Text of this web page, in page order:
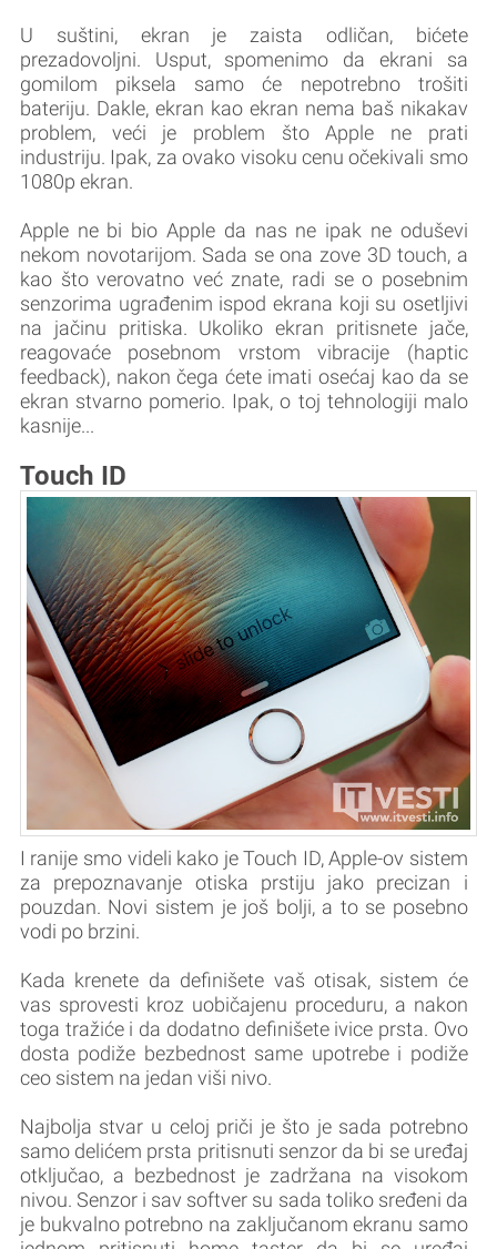
U suštini, ekran je zaista odličan, bićete
prezadovoljni. Usput, spomenimo da ekrani sa
gomilom piksela samo će nepotrebno trošiti
bateriju. Dakle, ekran kao ekran nema baš nikakav
problem, veći je problem što Apple ne prati
industriju. Ipak, za ovako visoku cenu očekivali smo
1080p ekran.
Apple ne bi bio Apple da nas ne ipak ne oduševi
nekom novotarijom. Sada se ona zove 3D touch, a
kao što verovatno već znate, radi se o posebnim
senzorima ugrađenim ispod ekrana koji su osetljivi
na jačinu pritiska. Ukoliko ekran pritisnete jače,
reagovaće posebnom vrstom vibracije (haptic
feedback), nakon čega ćete imati osećaj kao da se
ekran stvarno pomerio. Ipak, o toj tehnologiji malo
kasnije...
Touch ID
I ranije smo videli kako je Touch ID, Apple-ov sistem
za prepoznavanje otiska prstiju jako precizan i
pouzdan. Novi sistem je još bolji, a to se posebno
vodi po brzini.
Kada krenete da definišete vaš otisak, sistem će
vas sprovesti kroz uobičajenu proceduru, a nakon
toga tražiće i da dodatno definišete ivice prsta. Ovo
dosta podiže bezbednost same upotrebe i podiže
ceo sistem na jedan viši nivo.
Najbolja stvar u celoj priči je što je sada potrebno
samo delićem prsta pritisnuti senzor da bi se uređaj
otključao, a bezbednost je zadržana na visokom
nivou. Senzor i sav softver su sada toliko sređeni da
je bukvalno potrebno na zaključanom ekranu samo